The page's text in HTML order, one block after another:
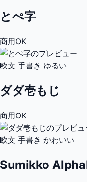
とぺ字
商用OK
欧文 手書き ゆるい
ダダ壱もじ
商用OK
欧文 手書き かわいい
Sumikko